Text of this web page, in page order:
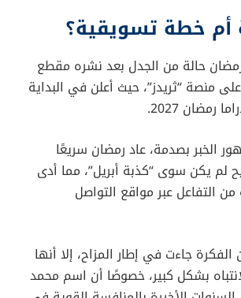
أم خطة تسويقية؟
رمضان حالة من الجدل بعد نشره مقطع
منصة “ثريدز”، حيث أعلن في البداية
2027.
الخبر بصدمة، عاد رمضان سريعًا
لم يكن سوى “كذبة أبريل”، مما أدى
التفاعل عبر مواقع التواصل
جاءت في إطار المزاح، إلا أنها
بشكل كبير، خصوصًا أن اسم محمد